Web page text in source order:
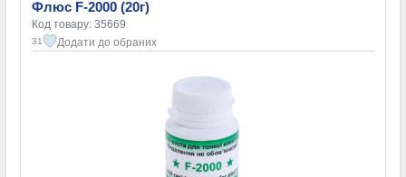
Флюс F-2000 (20г)
Код товару: 35669
31 Додати до обраних